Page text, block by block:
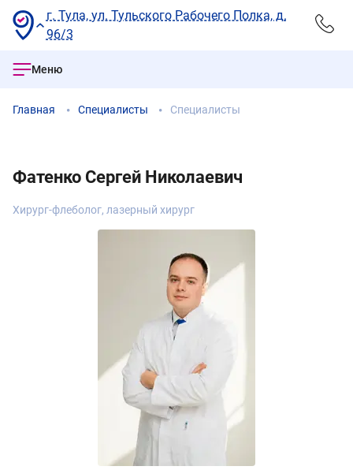
г. Тула, ул. Тульского Рабочего Полка, д.
96/3
Меню
Главная Специалисты Специалисты
Фатенко Сергей Николаевич
Хирург-флеболог, лазерный хирург